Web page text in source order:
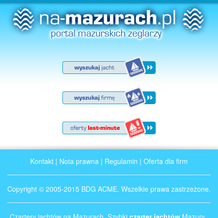
Kontakt | Nota prawna | Regulamin | Oferta dla firm
Copyright © 2005-2015 BDG ACME. Wszelkie prawa zastrzeżone.